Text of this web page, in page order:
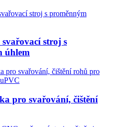
stroj s
úhlem
pro svařování, čištění